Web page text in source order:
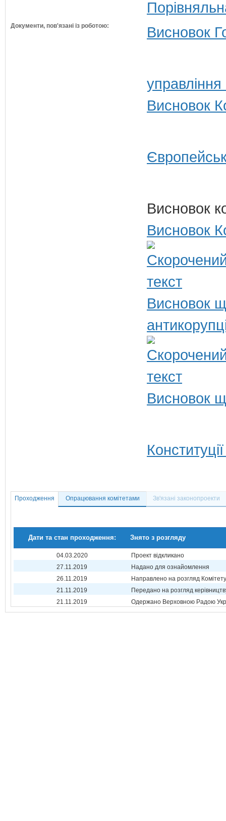
Документи, пов'язані із роботою: Висновок
Висновок
Висновок
Висновок
Висновок
Висновок
Проходження Опрацювання комітетами Зв'язані законопроекти
Дати та стан проходження: Знято з розгляду
04.03.2020
Проект відкликано
27.11.2019
Надано для ознайомлення
26.11.2019
Направлено на розгляд Комітету
21.11.2019
Передано на розгляд
21.11.2019
Одержано Верховною Радою